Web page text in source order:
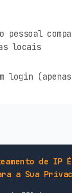
pessoal
locais
login
de IP É
a Sua